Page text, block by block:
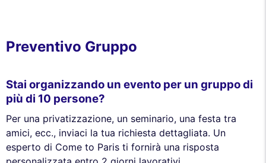
Preventivo Gruppo
Stai organizzando un evento per un gruppo di
più di 10 persone?
Per una privatizzazione, un seminario, una festa tra
amici, ecc., inviaci la tua richiesta dettagliata. Un
esperto di Come to Paris ti fornirà una risposta